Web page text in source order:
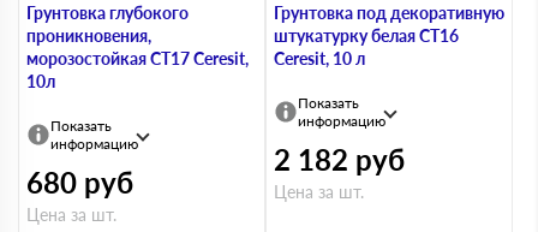
Грунтовка глубокого
проникновения,
морозостойкая СТ17 Ceresit,
10л
Показать
информацию
680 руб
Цена за шт.
Грунтовка под декоративную
штукатурку белая СТ16
Ceresit, 10 л
Показать
информацию
2 182 руб
Цена за шт.